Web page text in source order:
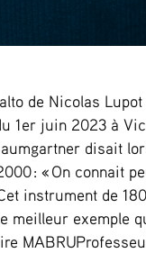
de Nicolas
1er juin 2023 à
disait
: « On connait
instrument de
meilleur exemple